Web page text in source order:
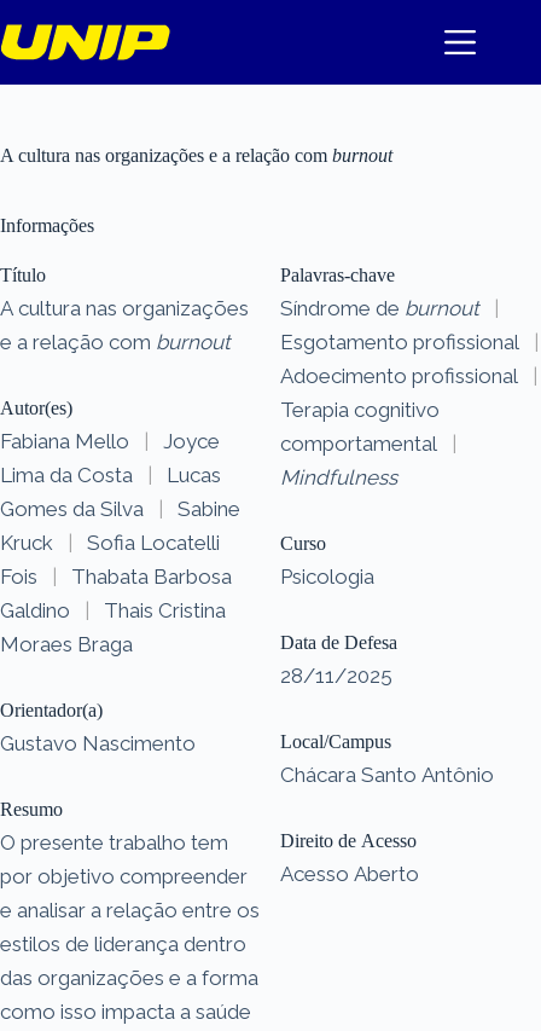
para
o
A cultura nas organizações e a relação com burnout
Informações
Título
A cultura nas organizações
e a relação com burnout
Autor(es)
Fabiana Mello |
Joyce
Lima da Costa
|
Lucas
Gomes da Silva
|
Sabine
Kruck
|
Sofia Locatelli
Fois
|
Thabata Barbosa
Galdino
|
Thais Cristina
Moraes Braga
Orientador(a)
Gustavo Nascimento
Resumo
O presente trabalho tem
por objetivo compreender
e analisar a relação entre os
estilos de liderança dentro
das organizações e a forma
como isso impacta a saúde
Palavras-chave
Síndrome de burnout
|
Esgotamento profissional
|
Adoecimento profissional
|
Terapia cognitivo
comportamental
|
Mindfulness
Curso
Psicologia
Data de Defesa
28/11/2025
Local/Campus
Chácara Santo Antônio
Direito de Acesso
Acesso Aberto